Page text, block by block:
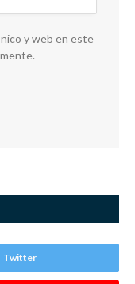
y web en este
Twitter